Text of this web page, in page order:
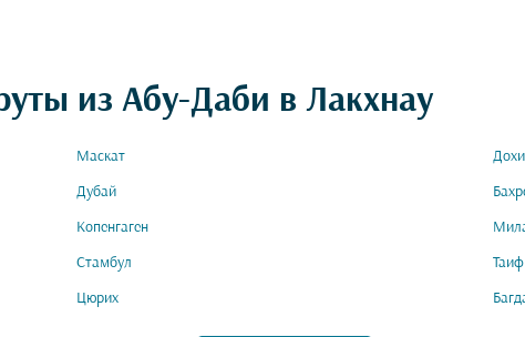
из Абу-Даби в Лакхнау
Маскат Дохи
Дубай
Копенгаген
Стамбул Таиф
Цюрих